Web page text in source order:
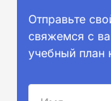
Отправьте
свяжемся с
учебный план